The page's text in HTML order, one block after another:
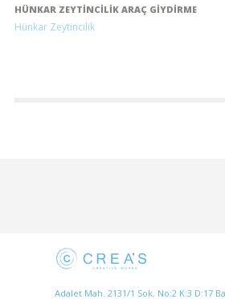
HÜNKAR ZEYTINCILIK ARAÇ GIYDIRME
Hünkar Zeytincilik
Adalet Mah. 2131/1 Sok. No:2 K:3 D:17